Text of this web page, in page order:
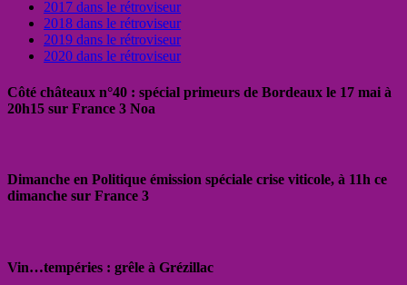
2017 dans le rétroviseur
2018 dans le rétroviseur
2019 dans le rétroviseur
2020 dans le rétroviseur
Côté châteaux n°40 : spécial primeurs de Bordeaux le 17 mai à
20h15 sur France 3 Noa
Dimanche en Politique émission spéciale crise viticole, à 11h ce
dimanche sur France 3
Vin…tempéries : grêle à Grézillac